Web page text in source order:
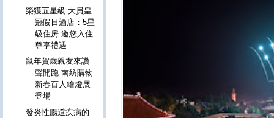
榮獲五星級 大員皇
冠假日酒店：5星
級住房 邀您入住
尊享禮遇
鼠年賀歲親友來讚
聲開跑 南紡購物
新春百人繪燈展
登場
發炎性腸道疾病的